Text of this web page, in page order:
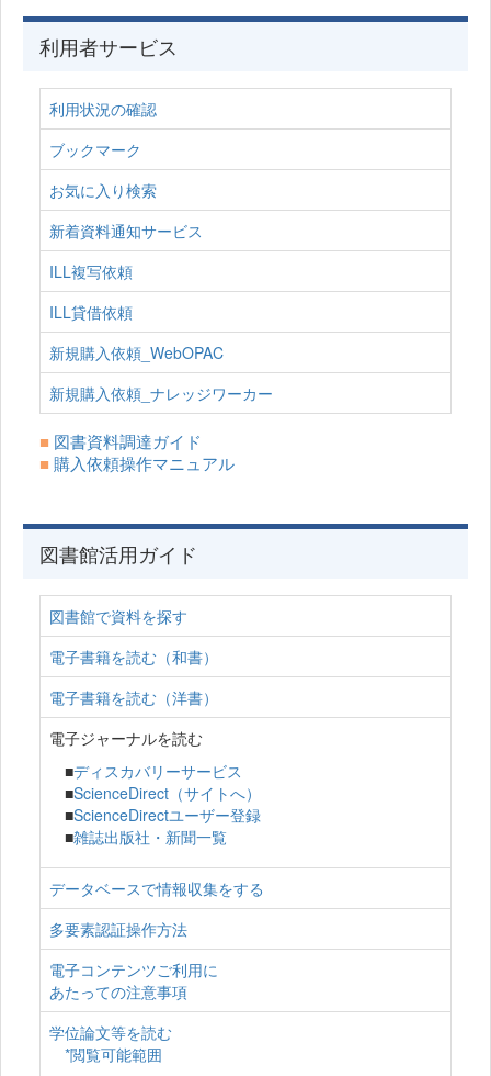
利用者サービス
利用状況の確認
ブックマーク
お気に入り検索
新着資料通知サービス
ILL複写依頼
ILL貸借依頼
新規購入依頼_WebOPAC
新規購入依頼_ナレッジワーカー
■ 図書資料調達ガイド
■購入依頼操作マニュアル
図書館活用ガイド
図書館で資料を探す
電子書籍を読む（和書）
電子書籍を読む（洋書）
電子ジャーナルを読む
■ディスカバリーサービス
■ScienceDirect（サイトへ）
■ScienceDirectユーザー登録
■雑誌出版社・新聞一覧
データベースで情報収集をする
多要素認証操作方法
電子コンテンツご利用に
あたっての注意事項
学位論文等を読む
*閲覧可能範囲